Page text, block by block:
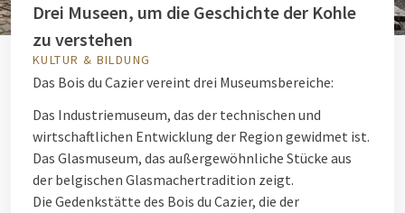
Drei Museen, um die Geschichte der Kohle
zu verstehen
KULTUR & BILDUNG
Das Bois du Cazier vereint drei Museumsbereiche:
Das Industriemuseum, das der technischen und
wirtschaftlichen Entwicklung der Region gewidmet ist.
Das Glasmuseum, das außergewöhnliche Stücke aus
der belgischen Glasmachertradition zeigt.
Die Gedenkstätte des Bois du Cazier, die der